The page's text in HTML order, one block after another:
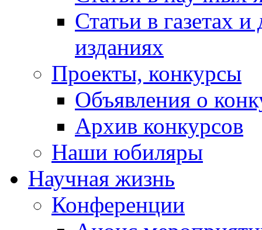
Статьи в газетах
изданиях
Проекты, конкурсы
Объявления о
Архив конкурсов
Наши юбиляры
Научная жизнь
Конференции